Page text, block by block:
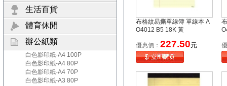
生活百貨
體育休閒
辦公紙類
白色影印紙-A4 100P
白色影印紙-A4 80P
白色影印紙-A4 70P
白色影印紙-A3 80P
布格紋易撕單線簿 單線本 A
O4012 B5 18K 黃
優惠價： 227.50元